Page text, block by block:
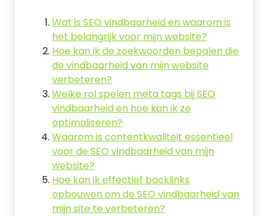
Wat is SEO vindbaarheid en waarom is
het belangrijk voor mijn website?
Hoe kan ik de zoekwoorden bepalen die
de vindbaarheid van mijn website
verbeteren?
Welke rol spelen meta tags bij SEO
vindbaarheid en hoe kan ik ze
optimaliseren?
Waarom is contentkwaliteit essentieel
voor de SEO vindbaarheid van mijn
website?
Hoe kan ik effectief backlinks
opbouwen om de SEO vindbaarheid van
mijn site te verbeteren?